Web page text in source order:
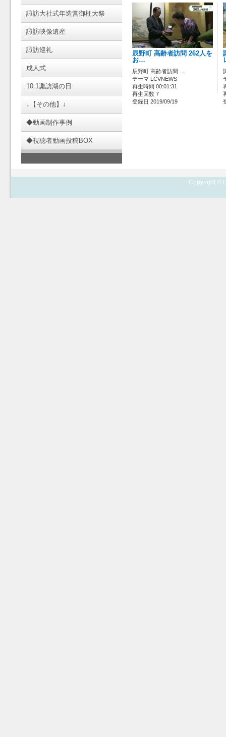
諏訪大社式年造営御柱大祭
諏訪映像遺産
諏訪巡礼
成人式
10.1諏訪湖の日
↓【その他】↓
◆動画制作事例
◆視聴者動画投稿BOX
辰野町 高齢者訪問 262人を
お…
辰野町 高齢者訪問 …
テーマ LCVNEWS
再生時間 00:01:31
再生回数 7
登録日 2019/09/19
Copyright ©